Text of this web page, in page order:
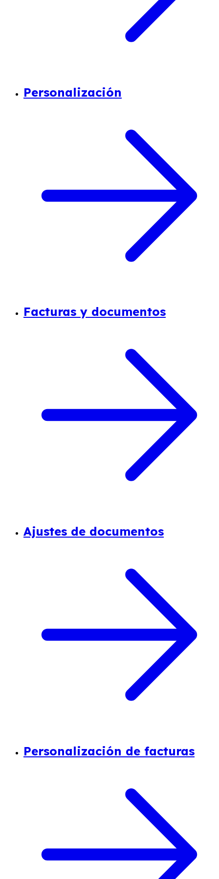
Personalización
Facturas y documentos
Ajustes de documentos
Personalización de facturas